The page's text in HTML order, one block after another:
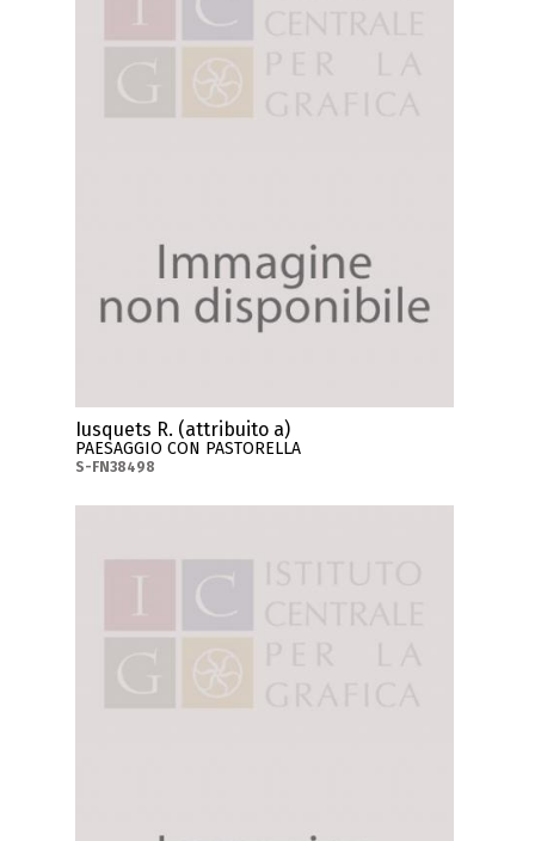
Iusquets R. (attribuito a)
PAESAGGIO CON PASTORELLA
S-FN38498